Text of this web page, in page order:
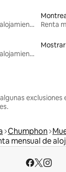
Renta mensual de alojamientos
Renta mensual de alojamientos
Chumphon
mensual de